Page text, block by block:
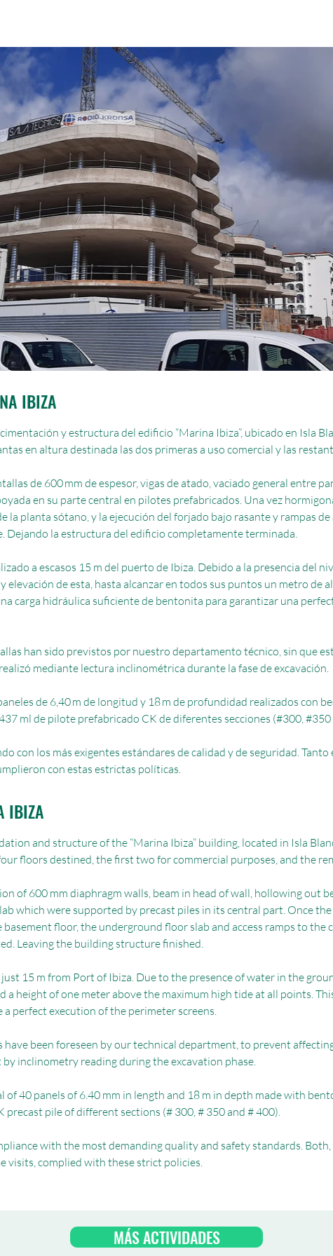
IBIZA
y estructura del edificio “Marina Ibiza”, ubicado en Isla
en altura destinada las dos primeras a uso comercial y las
de 600 mm de espesor, vigas de atado, vaciado general entre
en su parte central en pilotes prefabricados. Una vez
la planta sótano, y la ejecución del forjado bajo rasante y rampas
Dejando la estructura del edificio completamente terminada.
a escasos 15 m del puerto de Ibiza. Debido a la presencia del
elevación de esta, hasta alcanzar en todos sus puntos un metro de
carga hidráulica suficiente de bentonita para garantizar una
han sido previstos por nuestro departamento técnico, sin que
mediante lectura inclinométrica durante la fase de excavación.
de 6,40 m de longitud y 18 m de profundidad realizados con
ml de pilote prefabricado CK de diferentes secciones (#300,
con los más exigentes estándares de calidad y de seguridad. Tanto
con estas estrictas políticas.
IBIZA
and structure of the “Marina Ibiza” building, located in Isla
floors destined, the first two for commercial purposes, and the
of 600 mm diaphragm walls, beam in head of wall, hollowing out
which were supported by precast piles in its central part. Once
floor, the underground floor slab and access ramps to the
Leaving the building structure finished.
15 m from Port of Ibiza. Due to the presence of water in the
a height of one meter above the maximum high tide at all points.
perfect execution of the perimeter screens.
have been foreseen by our technical department, to prevent
inclinometry reading during the excavation phase.
of 40 panels of 6.40 mm in length and 18 m in depth made with
precast pile of different sections (# 300, # 350 and # 400).
with the most demanding quality and safety standards.
visits, complied with these strict policies.
MÁS ACTIVIDADES